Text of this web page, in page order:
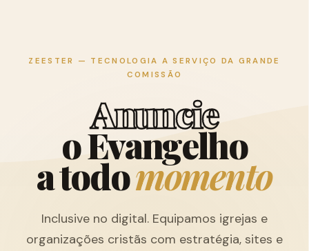
ZEESTER — TECNOLOGIA A SERVIÇO DA GRANDE
COMISSÃO
Anuncie
oEvangelho
atodomomento
Inclusive no digital. Equipamos igrejas e
organizações cristãs com estratégia, sites e